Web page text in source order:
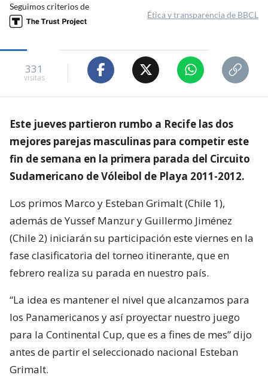
Seguimos criterios de
Ética y transparencia de BBCL
331
visitas
Este jueves partieron rumbo a Recife las dos
mejores parejas masculinas para competir este
fin de semana en la primera parada del Circuito
Sudamericano de Vóleibol de Playa 2011-2012.
Los primos Marco y Esteban Grimalt (Chile 1),
además de Yussef Manzur y Guillermo Jiménez
(Chile 2) iniciarán su participación este viernes en la
fase clasificatoria del torneo itinerante, que en
febrero realiza su parada en nuestro país.
“La idea es mantener el nivel que alcanzamos para
los Panamericanos y así proyectar nuestro juego
para la Continental Cup, que es a fines de mes” dijo
antes de partir el seleccionado nacional Esteban
Grimalt.